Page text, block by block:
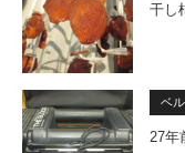
干し
ベ
27年